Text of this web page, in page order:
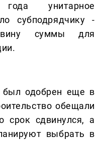
унитарное
субподрядчику -
суммы для
был одобрен еще в
обещали
срок сдвинулся, а
выбрать в